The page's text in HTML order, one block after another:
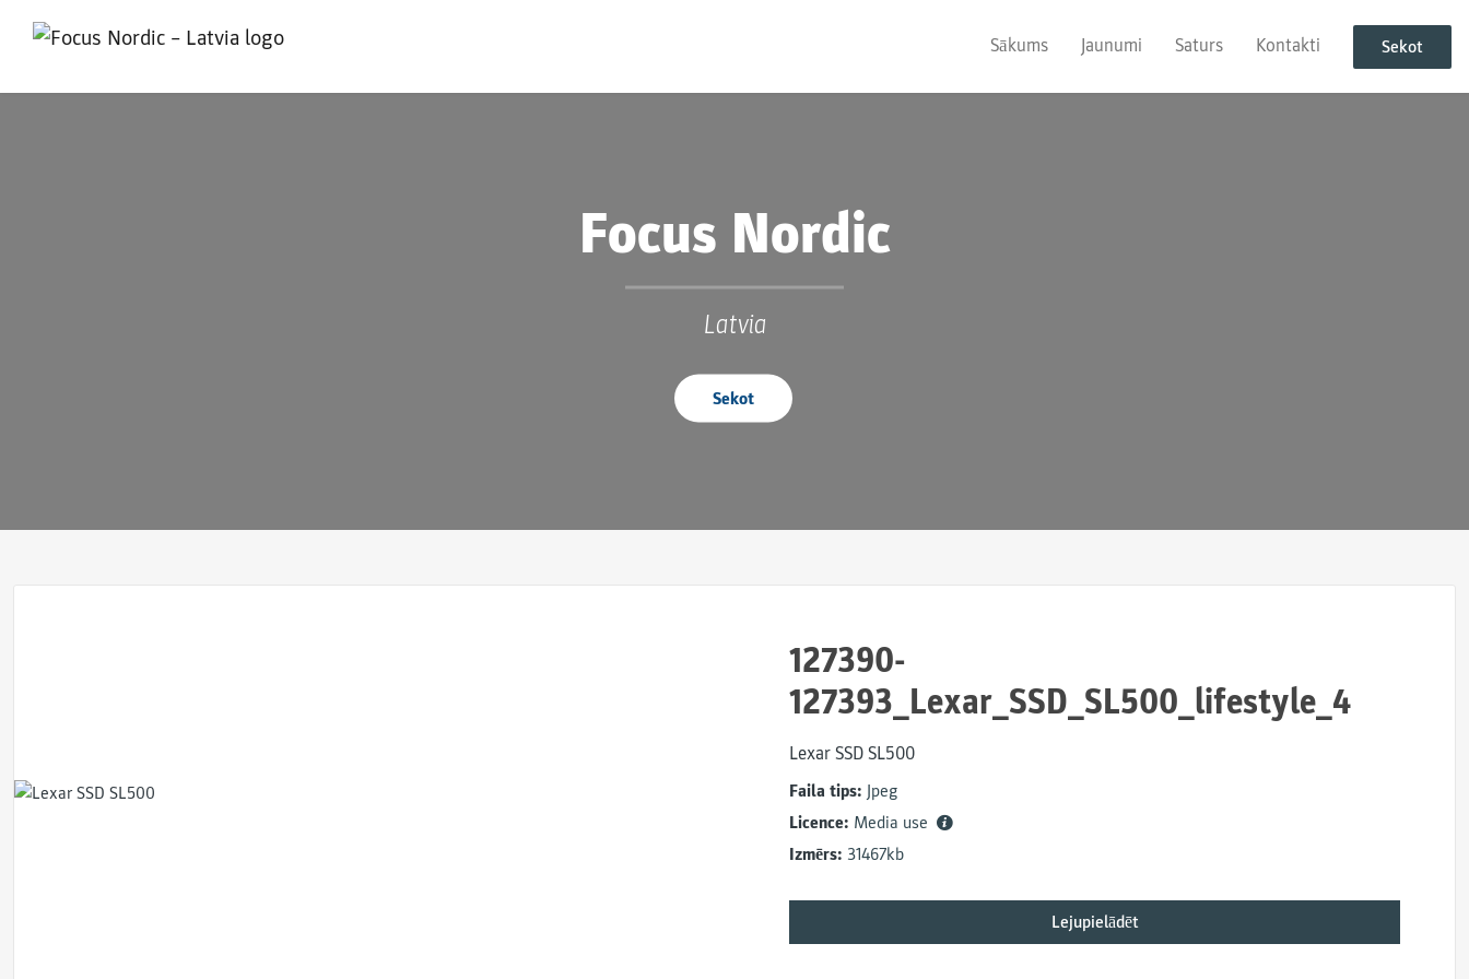
Sākums Jaunumi Saturs Kontakti Sekot
Focus Nordic
Latvia
Sekot
127390-
127393_Lexar_SSD_SL500_lifestyle_4
Lexar SSD SL500
Faila tips: Jpeg
Licence: Media use
Izmērs: 31467kb
Lejupielādēt